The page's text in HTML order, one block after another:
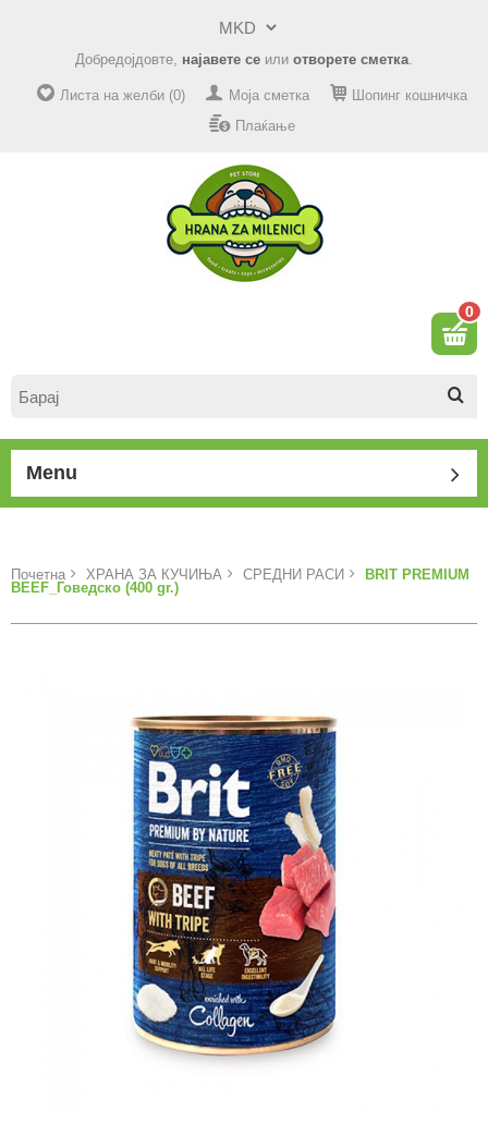
Добредојдовте, најавете се или отворете сметка.
Листа на желби (0) Моја сметка
Шопинг кошничка
Плаќање
0
Menu
Почетна ХРАНА ЗА КУЧИЊА СРЕДНИ РАСИ
BRIT PREMIUM
BEEF_Говедско (400 gr.)